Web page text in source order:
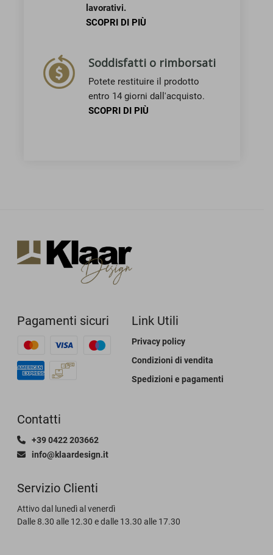
lavorativi.
SCOPRI DI PIÙ
Soddisfatti o rimborsati
Potete restituire il prodotto
entro 14 giorni dall'acquisto.
SCOPRI DI PIÙ
Pagamenti sicuri
Contatti
+39 0422 203662
info@klaardesign.it
Servizio Clienti
Attivo dal lunedì al venerdì
Dalle 8.30 alle 12.30 e dalle 13.30 alle 17.30
Link Utili
Privacy policy
Condizioni di vendita
Spedizioni e pagamenti